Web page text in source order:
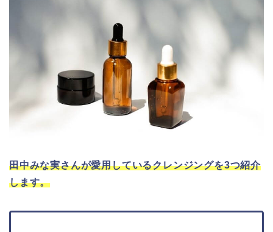
田中みな実さんが愛用しているクレンジングを3つ紹介
します。